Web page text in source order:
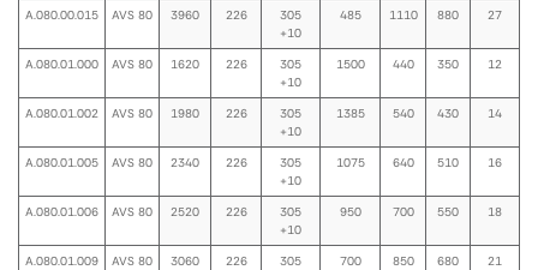
A.080.00.015 AVS 80 3960 226
305
+10
485 1110 880 27
A.080.01.000 AVS 80 1620 226
305
+10
1500 440 350 12
A.080.01.002 AVS 80 1980 226
305
+10
1385 540 430 14
A.080.01.005 AVS 80 2340 226
305
+10
1075 640 510 16
A.080.01.006 AVS 80 2520 226
305
+10
950 700 550 18
A.080.01.009 AVS 80 3060 226
305
700 850 680 21